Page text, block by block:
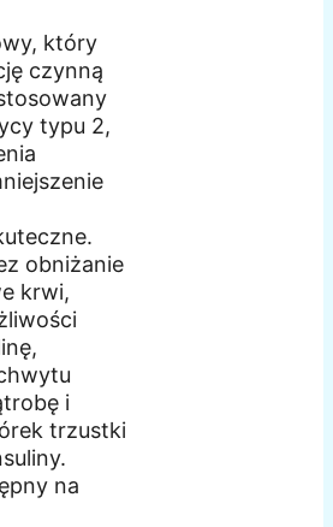
który
czynną
typu 2,
obniżanie
krwi,
i
trzustki
na